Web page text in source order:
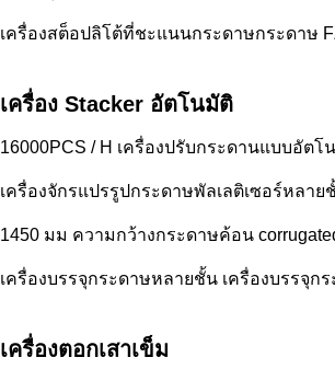
เครื่องสต็อปลิโต้ที่ชะแนนกระดาษกระดาษ
เครื่อง Stacker อัตโนมัติ
16000PCS / H เครื่องปรับกระดานแบบอัต
เครื่องจักรแปรรูปกระดาษพัลเลติเซอร์หลาย
1450 มม ความกว้างกระดาษค้อน
เครื่องบรรจุกระดาษหลายชั้น เครื่องบรรจุก
เครื่องตอกเสาเข็ม